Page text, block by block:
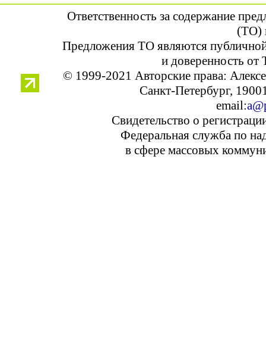
Ответственность за содержание
(ТО)
Предложения ТО являются
и доверенность от
© 1999-2021 Авторские права:
Санкт-Петербург,
email:
Свидетельство о
Федеральная служба по
в сфере массовых